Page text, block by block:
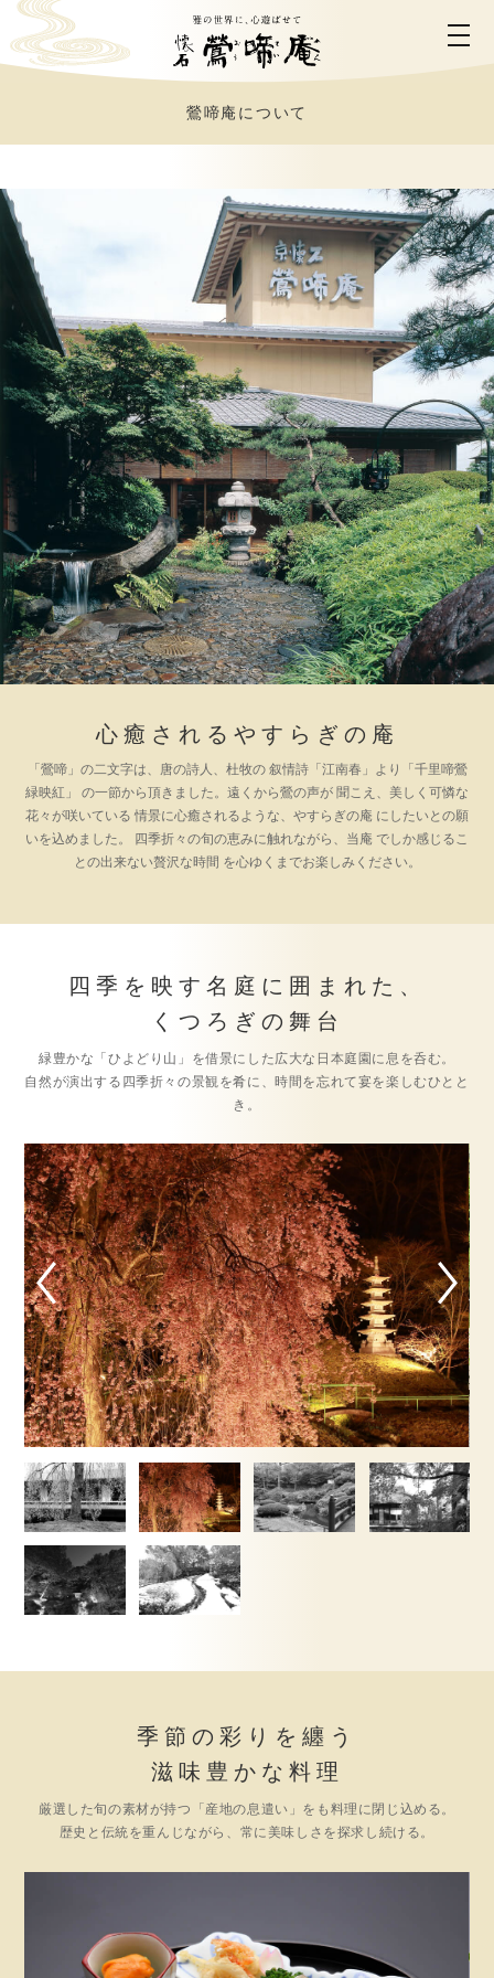
ホーム
鶯啼庵について
お料理のご案内
お部屋のご案内
ご利用シーン
営業時間・アクセス
ご予約・お問合せ
採用情報 企業情報 サイトマップ
鶯啼庵について
心癒されるやすらぎの庵
「鶯啼」の二文字は、唐の詩人、杜牧の叙情詩「江南春」より「千里啼鶯
緑映紅」
の一節から頂きました。遠くから鶯の声が 聞こえ、美しく可憐な
花々が咲いている 情景に心癒されるような、やすらぎの庵 にしたいとの願
いを込めました。
四季折々の旬の恵みに触れながら、当庵 でしか感じるこ
との出来ない贅沢な時間 を心ゆくまでお楽しみください。
四季を映す名庭に囲まれた、
くつろぎの舞台
緑豊かな「ひよどり山」を借景にした広大な日本庭園に息を呑む。
自然が演出する四季折々の景観を肴に、時間を忘れて宴を楽しむひとと
き。
季節の彩りを纏う
滋味豊かな料理
厳選した旬の素材が持つ「産地の息遣い」をも料理に閉じ込める。
歴史と伝統を重んじながら、常に美味しさを探求し続ける。